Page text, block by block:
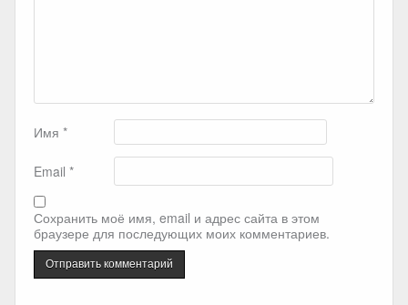
Имя *
Email *
Сохранить моё имя, email и адрес сайта в этом
браузере для последующих моих комментариев.